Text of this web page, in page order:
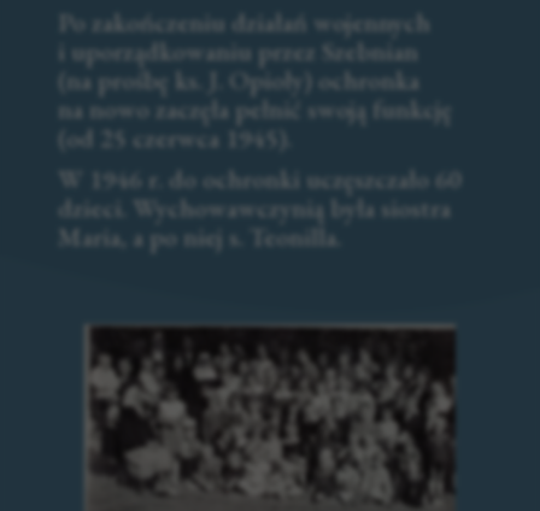
Po zakończeniu działań wojennych
i uporządkowaniu przez Szebnian
(na prośbę ks. J. Opioły) ochronka
na nowo zaczęła pełnić swoją funkcję
(od 25 czerwca 1945).
W 1946 r. do ochronki uczęszczało 60
dzieci. Wychowawczynią była siostra
Maria, a po niej s. Teonilla.